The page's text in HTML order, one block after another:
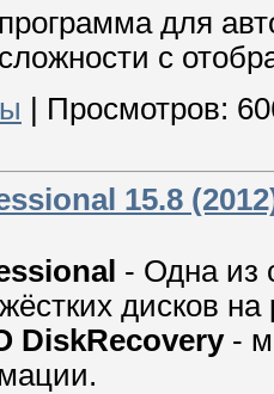
для
с
| Просмотров:
15.8
- Одна из
дисков
DiskRecovery-